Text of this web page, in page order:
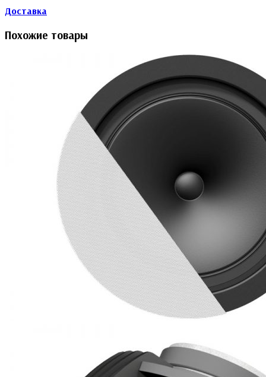
Доставка
Похожие товары